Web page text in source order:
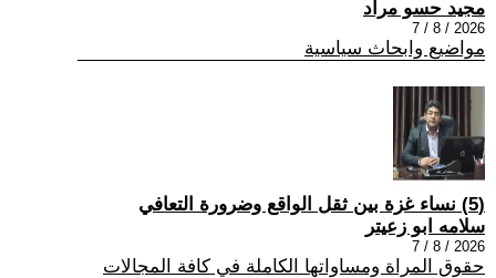
مجيد حسو مراد
2026 / 8 / 7
مواضيع وابحاث سياسية
(5) نساء غزة بين ثقل الواقع وضرورة التعافي
سلامه ابو زعيتر
2026 / 8 / 7
حقوق المراة ومساواتها الكاملة في كافة المجالات